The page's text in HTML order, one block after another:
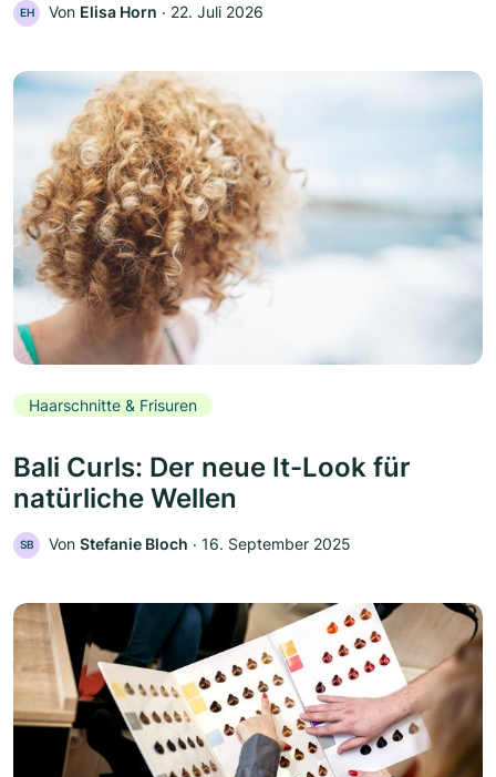
EH Von Elisa Horn ‧ 22. Juli 2026
Haarschnitte & Frisuren
Bali Curls: Der neue It-Look für
natürliche Wellen
SB Von Stefanie Bloch ‧ 16. September 2025